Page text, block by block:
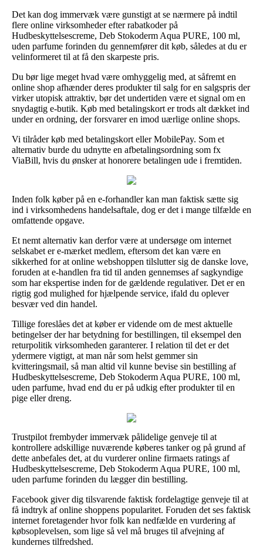
Det kan dog immervæk være gunstigt at se nærmere på indtil
flere online virksomheder efter rabatkoder på
Hudbeskyttelsescreme, Deb Stokoderm Aqua PURE, 100 ml,
uden parfume forinden du gennemfører dit køb, således at du er
velinformeret til at få den skarpeste pris.
Du bør lige meget hvad være omhyggelig med, at såfremt en
online shop afhænder deres produkter til salg for en salgspris der
virker utopisk attraktiv, bør det undertiden være et signal om en
snydagtig e-butik. Køb med betalingskort er trods alt dækket ind
under en ordning, der forsvarer en imod uærlige online shops.
Vi tilråder køb med betalingskort eller MobilePay. Som et
alternativ burde du udnytte en afbetalingsordning som fx
ViaBill, hvis du ønsker at honorere betalingen ude i fremtiden.
Inden folk køber på en e-forhandler kan man faktisk sætte sig
ind i virksomhedens handelsaftale, dog er det i mange tilfælde en
omfattende opgave.
Et nemt alternativ kan derfor være at undersøge om internet
selskabet er e-mærket medlem, eftersom det kan være en
sikkerhed for at online webshoppen tilslutter sig de danske love,
foruden at e-handlen fra tid til anden gennemses af sagkyndige
som har ekspertise inden for de gældende regulativer. Det er en
rigtig god mulighed for hjælpende service, ifald du oplever
besvær ved din handel.
Tillige foreslåes det at køber er vidende om de mest aktuelle
betingelser der har betydning for bestillingen, til eksempel den
returpolitik virksomheden garanterer. I relation til det er det
ydermere vigtigt, at man når som helst gemmer sin
kvitteringsmail, så man altid vil kunne bevise sin bestilling af
Hudbeskyttelsescreme, Deb Stokoderm Aqua PURE, 100 ml,
uden parfume, hvad end du er på udkig efter produkter til en
pige eller dreng.
Trustpilot frembyder immervæk pålidelige genveje til at
kontrollere adskillige nuværende køberes tanker og på grund af
dette anbefales det, at du vurderer online firmaets ratings af
Hudbeskyttelsescreme, Deb Stokoderm Aqua PURE, 100 ml,
uden parfume forinden du lægger din bestilling.
Facebook giver dig tilsvarende faktisk fordelagtige genveje til at
få indtryk af online shoppens popularitet. Foruden det ses faktisk
internet foretagender hvor folk kan nedfælde en vurdering af
købsoplevelsen, som lige så vel må bruges til afvejning af
kundernes tilfredshed.